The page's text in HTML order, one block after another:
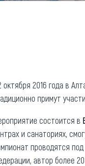
октября 2016 года в
примут
состоится в
и санаториях,
проводятся
автор более